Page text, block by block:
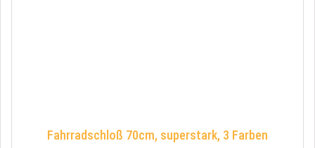
Fahrradschloß 70cm, superstark, 3 Farben